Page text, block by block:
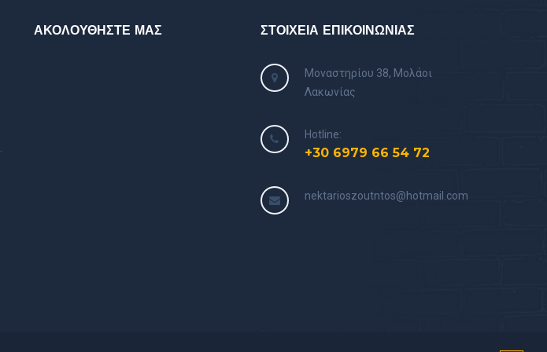
ΑΚΟΛΟΥΘΗΣΤΕ ΜΑΣ ΣΤΟΙΧΕΙΑ ΕΠΙΚΟΙΝΩΝΙΑΣ
Μοναστηρίου 38, Μολάοι
Λακωνίας
Hotline:
+30 6979 66 54 72
nektarioszoutntos@hotmail.com